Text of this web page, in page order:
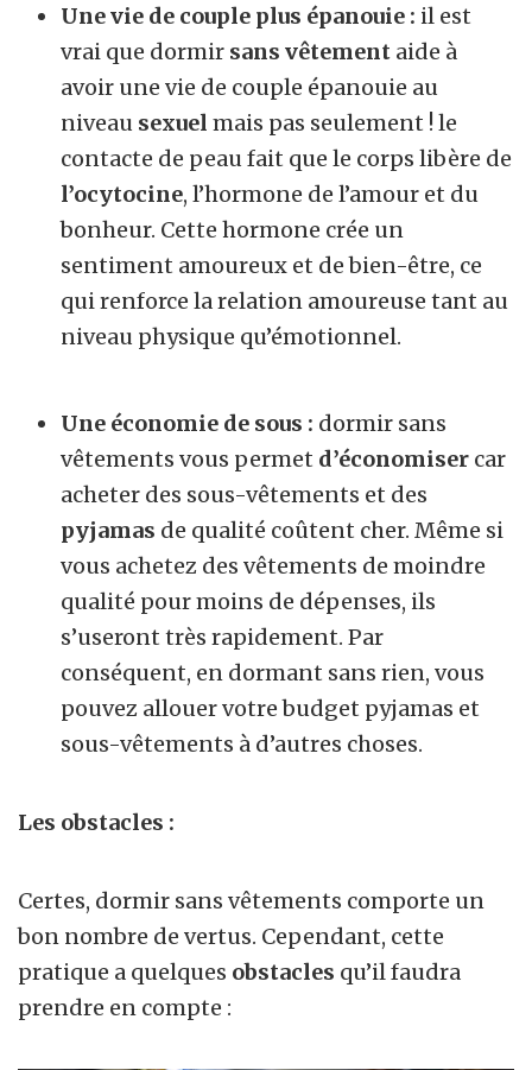
Une vie de couple plus épanouie : il est
vrai que dormir sans vêtement aide à
avoir une vie de couple épanouie au
niveau sexuel mais pas seulement ! le
contacte de peau fait que le corps libère de
l’ocytocine, l’hormone de l’amour et du
bonheur. Cette hormone crée un
sentiment amoureux et de bien-être, ce
qui renforce la relation amoureuse tant au
niveau physique qu’émotionnel.
Une économie de sous : dormir sans
vêtements vous permet d’économiser car
acheter des sous-vêtements et des
pyjamas de qualité coûtent cher. Même si
vous achetez des vêtements de moindre
qualité pour moins de dépenses, ils
s’useront très rapidement. Par
conséquent, en dormant sans rien, vous
pouvez allouer votre budget pyjamas et
sous-vêtements à d’autres choses.
Les obstacles :
Certes, dormir sans vêtements comporte un
bon nombre de vertus. Cependant, cette
pratique a quelques obstacles qu’il faudra
prendre en compte :